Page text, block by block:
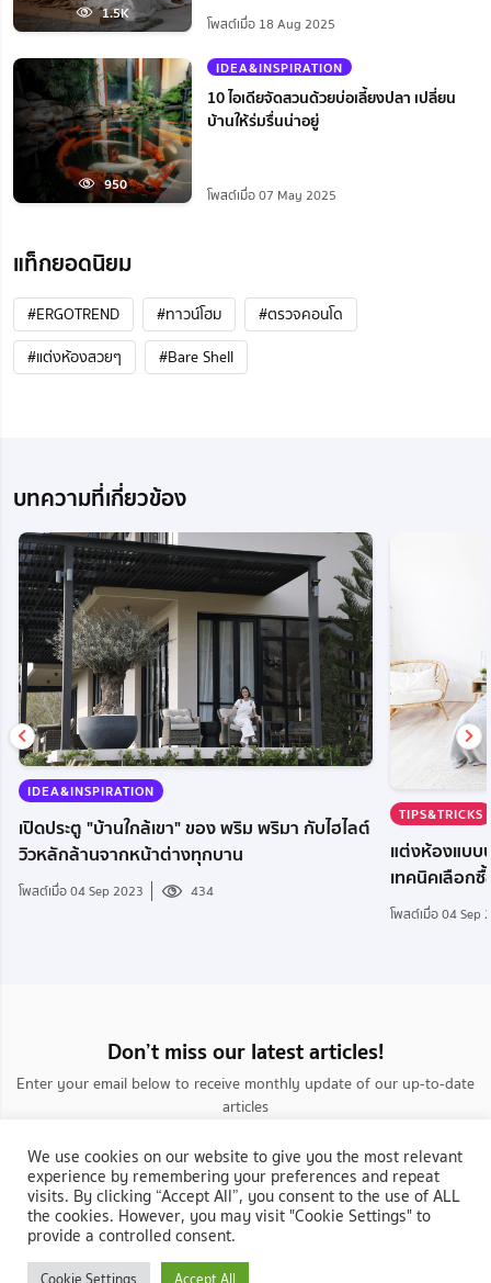
1.5K
โพสต์เมื่อ 18 Aug 2025
950
IDEA&INSPIRATION
10 ไอเดียจัดสวนด้วยบ่อเลี้ยงปลา เปลี่ยน
บ้านให้ร่มรื่นน่าอยู่
โพสต์เมื่อ 07 May 2025
แท็กยอดนิยม
#ERGOTREND #ทาวน์โฮม
#ตรวจคอนโด
#แต่งห้องสวยๆ
#Bare Shell
บทความที่เกี่ยวข้อง
IDEA&INSPIRATION
เปิดประตู "บ้านใกล้เขา" ของ พริม พริมา กับไฮไลต์
วิวหลักล้านจากหน้าต่างทุกบาน
โพสต์เมื่อ 04 Sep 2023 434
TIPS&TRICKS
แต่งห้องแบบ
เทคนิคเลือก
โพสต์เมื่อ 04 Sep
Don’t miss our latest articles!
Enter your email below to receive monthly update of our up-to-date
articles
กลับสู่ NocNoc.com
We use cookies on our website to give you the most relevant
experience by remembering your preferences and repeat
visits. By clicking “Accept All”, you consent to the use of ALL
the cookies. However, you may visit "Cookie Settings" to
provide a controlled consent.